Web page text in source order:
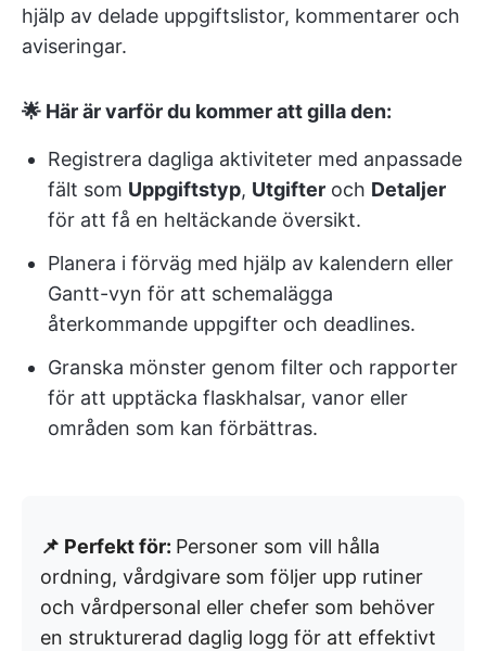
hjälp av delade uppgiftslistor, kommentarer och
aviseringar.
🌟 Här är varför du kommer att gilla den:
Registrera dagliga aktiviteter med anpassade
fält som Uppgiftstyp, Utgifter och Detaljer
för att få en heltäckande översikt.
Planera i förväg med hjälp av kalendern eller
Gantt-vyn för att schemalägga
återkommande uppgifter och deadlines.
Granska mönster genom filter och rapporter
för att upptäcka flaskhalsar, vanor eller
områden som kan förbättras.
📌 Perfekt för: Personer som vill hålla
ordning, vårdgivare som följer upp rutiner
och vårdpersonal eller chefer som behöver
en strukturerad daglig logg för att effektivt